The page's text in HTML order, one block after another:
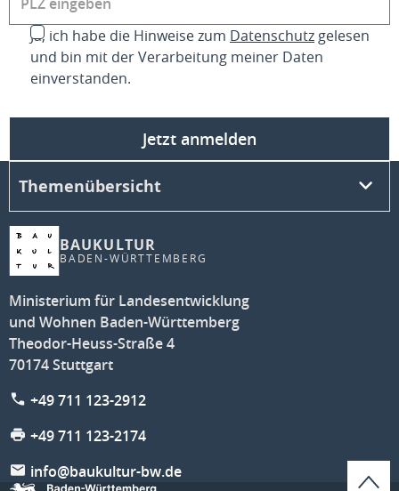
Ja, ich habe die Hinweise zum Datenschutz gelesen
und bin mit der Verarbeitung meiner Daten
einverstanden.
Jetzt anmelden
BAUKULTUR
BADEN-WÜRTTEMBERG
Ministerium für Landesentwicklung
und Wohnen Baden-Württemberg
Theodor-Heuss-Straße 4
70174 Stuttgart
+49 711 123-2912
+49 711 123-2174
info@baukultur-bw.de
Themenübersicht